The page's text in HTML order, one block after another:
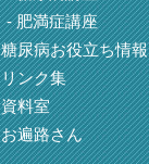
肥満症講座
糖尿病お役立ち情報
リンク集
資料室
お遍路さん